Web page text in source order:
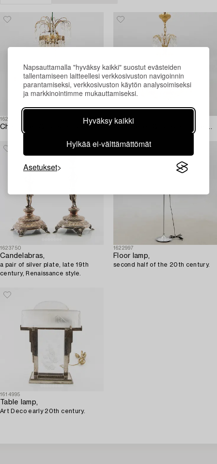
Napsauttamalla "hyväksy kaikki" suostut evästeiden
tallentamiseen laitteellesi verkkosivuston navigoinnin
parantamiseksi, verkkosivuston käytön analysoimiseksi
ja markkinointimme mukauttamiseksi.
Hyväksy kaikki
Hylkää ei-välttämättömät
Asetukset
1622983 1622996
Chandelier Gustavian style mid/late 20th century.
1623750
Candelabras,
a pair of silver plate, late 19th
century, Renaissance style.
1622997
Floor lamp,
second half of the 20th century.
1614995
Table lamp,
Art Deco early 20th century.